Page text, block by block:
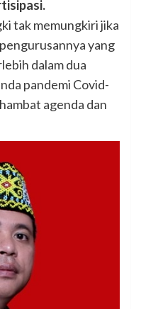
tak memungkiri jika
yang
dalam dua
pandemi Covid-
agenda dan